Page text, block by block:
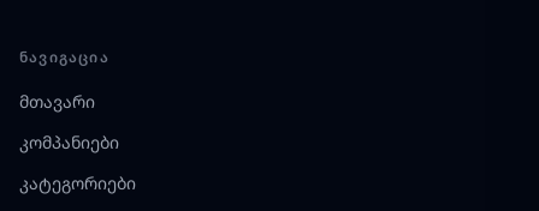
ᲜᲐᲕᲘᲒᲐᲪᲘᲐ
მთავარი
კომპანიები
კატეგორიები